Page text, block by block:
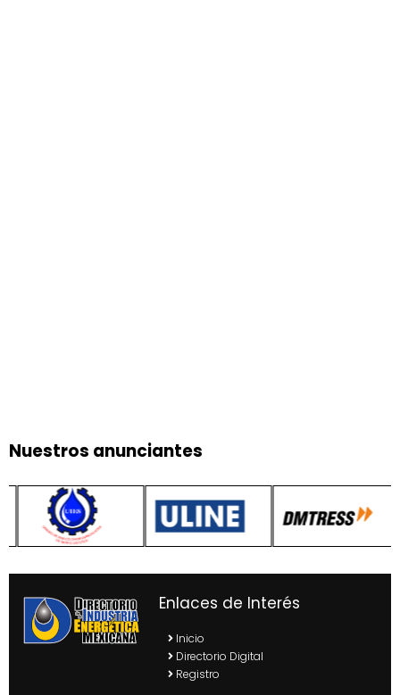
Nuestros anunciantes
Enlaces de Interés
Inicio
Directorio Digital
Registro